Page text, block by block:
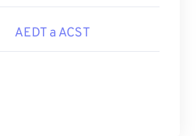
AEDT a ACST